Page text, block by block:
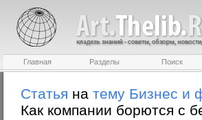
Главная Разделы Поиск
Статья на тему Бизнес и
Как компании борются с